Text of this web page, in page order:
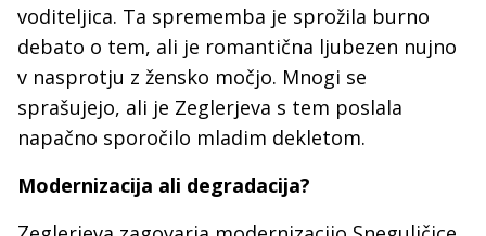
voditeljica. Ta sprememba je sprožila burno
debato o tem, ali je romantična ljubezen nujno
v nasprotju z žensko močjo. Mnogi se
sprašujejo, ali je Zeglerjeva s tem poslala
napačno sporočilo mladim dekletom.
Modernizacija ali degradacija?